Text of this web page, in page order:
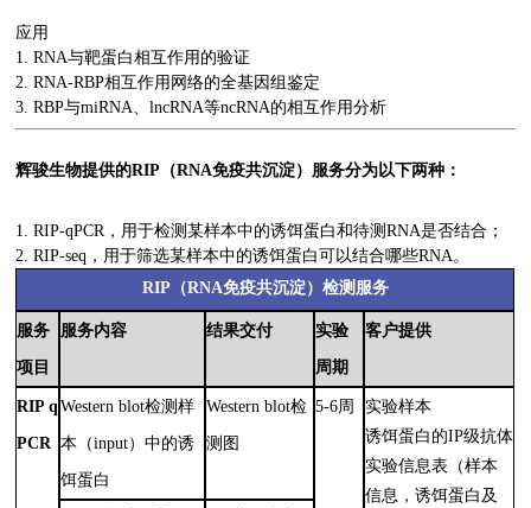
应用
1. RNA与靶蛋白相互作用的验证
2. RNA-RBP相互作用网络的全基因组鉴定
3. RBP与miRNA、lncRNA等ncRNA的相互作用分析
辉骏生物提供的RIP（RNA免疫共沉淀）服务分为以下两种：
1. RIP-qPCR，用于检测某样本中的诱饵蛋白和待测RNA是否结合；
2. RIP-seq，用于筛选某样本中的诱饵蛋白可以结合哪些RNA。
RIP（RNA免疫共沉淀）检测服务
服务
项目
服务内容 结果交付
实验
周期
客户提供
RIP q
PCR
Western blot检测样
本（input）中的诱
饵蛋白
Western blot检
测图
5-6周
实验样本
诱饵蛋白的IP级抗体
实验信息表（样本
信息，诱饵蛋白及